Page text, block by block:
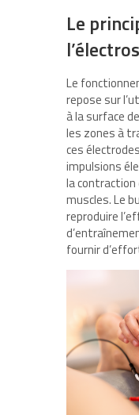
Le
Le
repose sur
à la surface
les zones à
ces
impulsions
la
muscles. Le
reproduire
fournir